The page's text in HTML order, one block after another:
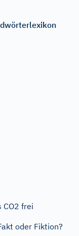
CO2 frei
oder Fiktion?